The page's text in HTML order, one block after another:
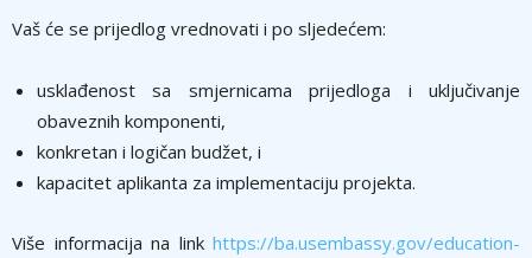
Vaš će se prijedlog vrednovati i po sljedećem:
usklađenost sa smjernicama prijedloga i uključivanje
obaveznih komponenti,
konkretan i logičan budžet, i
kapacitet aplikanta za implementaciju projekta.
Više informacija na link https://ba.usembassy.gov/education-